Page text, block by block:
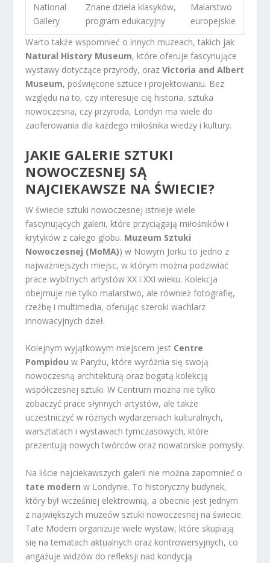
National
Gallery
Znane dzieła klasyków,
program edukacyjny
Malarstwo
europejskie
Warto także wspomnieć o innych muzeach, takich jak
Natural History Museum, które oferuje fascynujące
wystawy dotyczące przyrody, orazVictoria and Albert
Museum, poświęcone sztuce i projektowaniu. Bez
względu na to, czy interesuje cię historia, sztuka
nowoczesna, czy przyroda, Londyn ma wiele do
zaoferowania dla każdego miłośnika wiedzy i kultury.
JAKIE GALERIE SZTUKI
NOWOCZESNEJ SĄ
NAJCIEKAWSZE NA ŚWIECIE?
W świecie sztuki nowoczesnej istnieje wiele
fascynujących galerii, które przyciągają miłośników i
krytyków z całego globu. Muzeum Sztuki
Nowoczesnej (MoMA)) w Nowym Jorku to jedno z
najważniejszych miejsc, w którym można podziwiać
prace wybitnych artystów XX i XXI wieku. Kolekcja
obejmuje nie tylko malarstwo, ale również fotografię,
rzeźbę i multimedia, oferując szeroki wachlarz
innowacyjnych dzieł.
Kolejnym wyjątkowym miejscem jest Centre
Pompidou w Paryżu, które wyróżnia się swoją
nowoczesną architekturą oraz bogatą kolekcją
współczesnej sztuki. W Centrum można nie tylko
zobaczyć prace słynnych artystów, ale także
uczestniczyć w różnych wydarzeniach kulturalnych,
warsztatach i wystawach tymczasowych, które
prezentują nowych twórców oraz nowatorskie pomysły.
Na liście najciekawszych galerii nie można zapomnieć o
tate modern w Londynie. To historyczny budynek,
który był wcześniej elektrownią, a obecnie jest jednym
z największych muzeów sztuki nowoczesnej na świecie.
Tate Modern organizuje wiele wystaw, które skupiają
się na tematach aktualnych oraz kontrowersyjnych, co
angażuje widzów do refleksji nad kondycją